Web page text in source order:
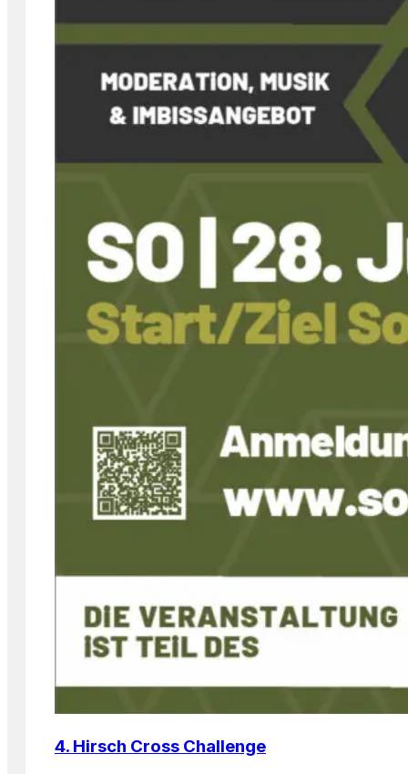
4. Hirsch Cross Challenge